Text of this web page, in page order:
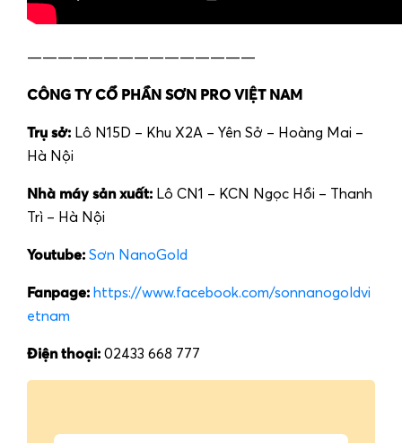
———————————————
CÔNG TY CỔ PHẦN SƠN PRO VIỆT NAM
Trụ sở: Lô N15D – Khu X2A – Yên Sở – Hoàng Mai –
Hà Nội
Nhà máy sản xuất: Lô CN1 – KCN Ngọc Hồi – Thanh
Trì – Hà Nội
Youtube: Sơn NanoGold
Fanpage: https://www.facebook.com/sonnanogoldvi
etnam
Điện thoại: 02433 668 777